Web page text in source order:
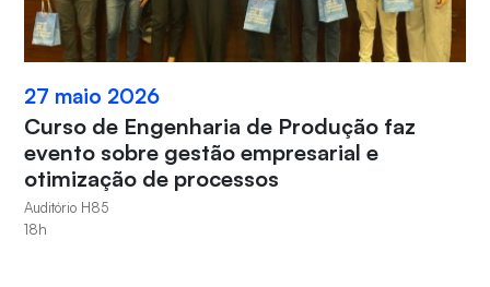
27 maio 2026
Curso de Engenharia de Produção faz
evento sobre gestão empresarial e
otimização de processos
Auditório H85
18h